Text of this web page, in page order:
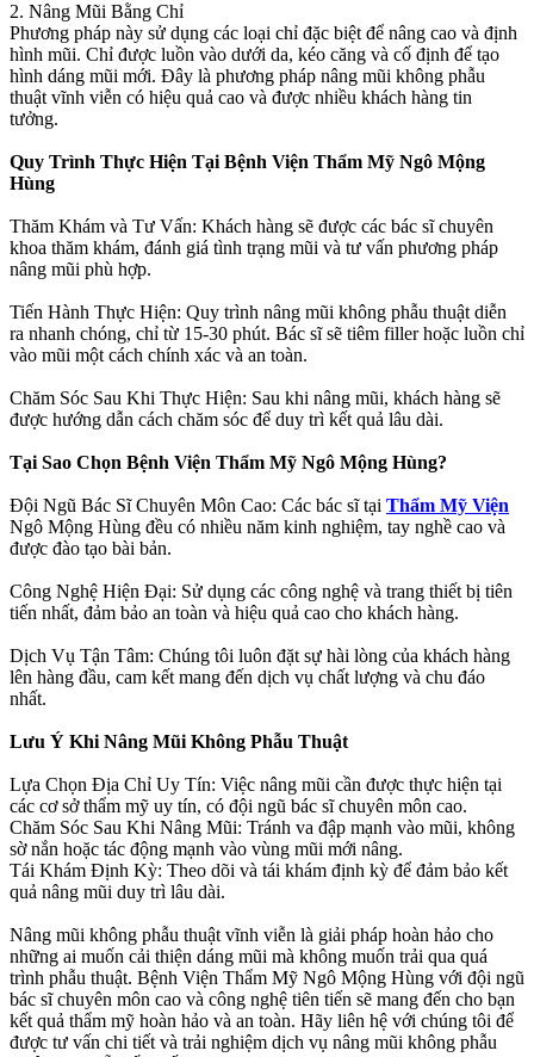
2. Nâng Mũi Bằng Chỉ
Phương pháp này sử dụng các loại chỉ đặc biệt để nâng cao và định
hình mũi. Chỉ được luồn vào dưới da, kéo căng và cố định để tạo
hình dáng mũi mới. Đây là phương pháp nâng mũi không phẫu
thuật vĩnh viễn có hiệu quả cao và được nhiều khách hàng tin
tưởng.
Quy Trình Thực Hiện Tại Bệnh Viện Thẩm Mỹ Ngô Mộng
Hùng
Thăm Khám và Tư Vấn: Khách hàng sẽ được các bác sĩ chuyên
khoa thăm khám, đánh giá tình trạng mũi và tư vấn phương pháp
nâng mũi phù hợp.
Tiến Hành Thực Hiện: Quy trình nâng mũi không phẫu thuật diễn
ra nhanh chóng, chỉ từ 15-30 phút. Bác sĩ sẽ tiêm filler hoặc luồn chỉ
vào mũi một cách chính xác và an toàn.
Chăm Sóc Sau Khi Thực Hiện: Sau khi nâng mũi, khách hàng sẽ
được hướng dẫn cách chăm sóc để duy trì kết quả lâu dài.
Tại Sao Chọn Bệnh Viện Thẩm Mỹ Ngô Mộng Hùng?
Đội Ngũ Bác Sĩ Chuyên Môn Cao: Các bác sĩ tại Thẩm Mỹ Viện
Ngô Mộng Hùng đều có nhiều năm kinh nghiệm, tay nghề cao và
được đào tạo bài bản.
Công Nghệ Hiện Đại: Sử dụng các công nghệ và trang thiết bị tiên
tiến nhất, đảm bảo an toàn và hiệu quả cao cho khách hàng.
Dịch Vụ Tận Tâm: Chúng tôi luôn đặt sự hài lòng của khách hàng
lên hàng đầu, cam kết mang đến dịch vụ chất lượng và chu đáo
nhất.
Lưu Ý Khi Nâng Mũi Không Phẫu Thuật
Lựa Chọn Địa Chỉ Uy Tín: Việc nâng mũi cần được thực hiện tại
các cơ sở thẩm mỹ uy tín, có đội ngũ bác sĩ chuyên môn cao.
Chăm Sóc Sau Khi Nâng Mũi: Tránh va đập mạnh vào mũi, không
sờ nắn hoặc tác động mạnh vào vùng mũi mới nâng.
Tái Khám Định Kỳ: Theo dõi và tái khám định kỳ để đảm bảo kết
quả nâng mũi duy trì lâu dài.
Nâng mũi không phẫu thuật vĩnh viễn là giải pháp hoàn hảo cho
những ai muốn cải thiện dáng mũi mà không muốn trải qua quá
trình phẫu thuật. Bệnh Viện Thẩm Mỹ Ngô Mộng Hùng với đội ngũ
bác sĩ chuyên môn cao và công nghệ tiên tiến sẽ mang đến cho bạn
kết quả thẩm mỹ hoàn hảo và an toàn. Hãy liên hệ với chúng tôi để
được tư vấn chi tiết và trải nghiệm dịch vụ nâng mũi không phẫu